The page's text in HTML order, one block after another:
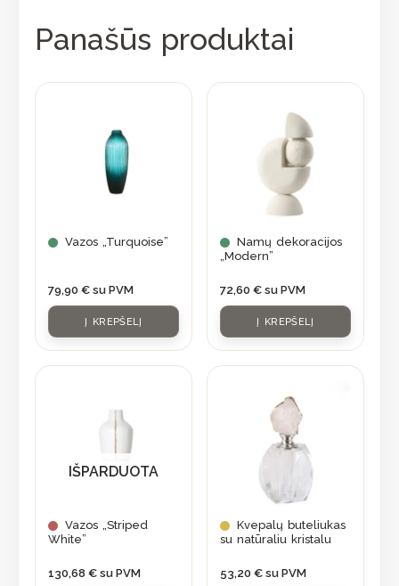
Panašūs produktai
Vazos „Turquoise”
79,90 € su PVM
Į KREPŠELĮ
Namų dekoracijos
„Modern”
72,60 € su PVM
Į KREPŠELĮ
IŠPARDUOTA
Vazos „Striped
White”
130,68 € su PVM
Kvepalų buteliukas
su natūraliu kristalu
53,20 € su PVM